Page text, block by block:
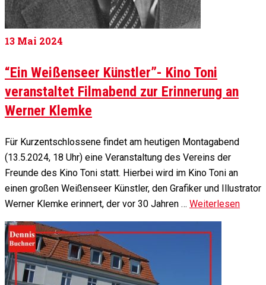
13 Mai 2024
“Ein Weißenseer Künstler”- Kino Toni
veranstaltet Filmabend zur Erinnerung an
Werner Klemke
Für Kurzentschlossene findet am heutigen Montagabend
(13.5.2024, 18 Uhr) eine Veranstaltung des Vereins der
Freunde des Kino Toni statt. Hierbei wird im Kino Toni an
einen großen Weißenseer Künstler, den Grafiker und Illustrator
Werner Klemke erinnert, der vor 30 Jahren … Weiterlesen